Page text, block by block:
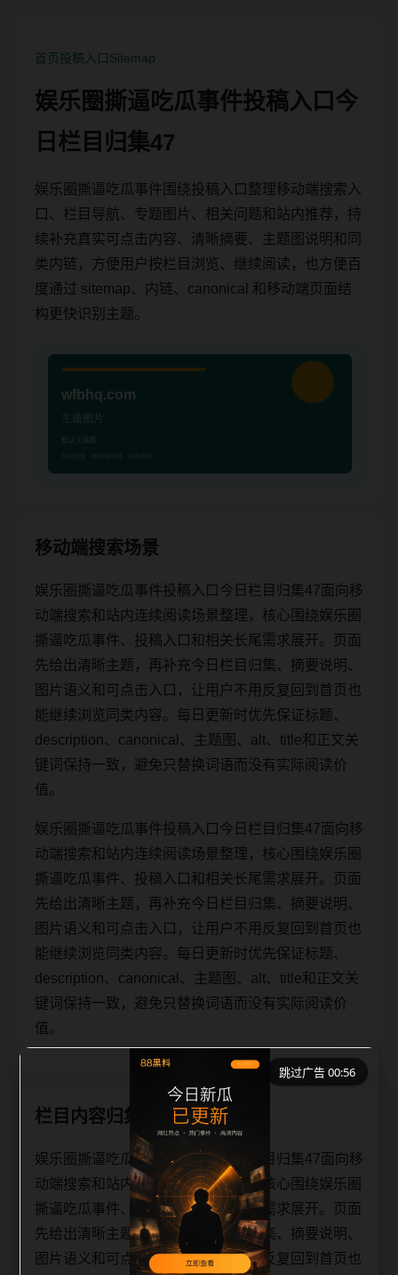
首页投稿入口Sitemap
娱乐圈撕逼吃瓜事件投稿入口今
日栏目归集47
娱乐圈撕逼吃瓜事件围绕投稿入口整理移动端搜索入
口、栏目导航、专题图片、相关问题和站内推荐，持
续补充真实可点击内容、清晰摘要、主题图说明和同
类内链，方便用户按栏目浏览、继续阅读，也方便百
度通过 sitemap、内链、canonical 和移动端页面结
构更快识别主题。
移动端搜索场景
娱乐圈撕逼吃瓜事件投稿入口今日栏目归集47面向移
动端搜索和站内连续阅读场景整理，核心围绕娱乐圈
撕逼吃瓜事件、投稿入口和相关长尾需求展开。页面
先给出清晰主题，再补充今日栏目归集、摘要说明、
图片语义和可点击入口，让用户不用反复回到首页也
能继续浏览同类内容。每日更新时优先保证标题、
description、canonical、主题图、alt、title和正文关
键词保持一致，避免只替换词语而没有实际阅读价
值。
娱乐圈撕逼吃瓜事件投稿入口今日栏目归集47面向移
动端搜索和站内连续阅读场景整理，核心围绕娱乐圈
撕逼吃瓜事件、投稿入口和相关长尾需求展开。页面
先给出清晰主题，再补充今日栏目归集、摘要说明、
图片语义和可点击入口，让用户不用反复回到首页也
能继续浏览同类内容。每日更新时优先保证标题、
description、canonical、主题图、alt、title和正文关
键词保持一致，避免只替换词语而没有实际阅读价
值。
栏目内容归集
娱乐圈撕逼吃瓜事件投稿入口今日栏目归集47面向移
动端搜索和站内连续阅读场景整理，核心围绕娱乐圈
撕逼吃瓜事件、投稿入口和相关长尾需求展开。页面
先给出清晰主题，再补充今日栏目归集、摘要说明、
图片语义和可点击入口，让用户不用反复回到首页也
跳过广告 00:56